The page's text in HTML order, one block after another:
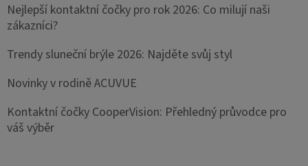
Nejlepší kontaktní čočky pro rok 2026: Co milují naši
zákazníci?
Trendy sluneční brýle 2026: Najděte svůj styl
Novinky v rodině ACUVUE
Kontaktní čočky CooperVision: Přehledný průvodce pro
váš výběr